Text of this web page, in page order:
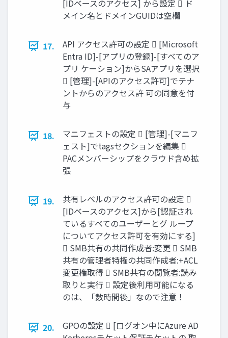
[IDベースのアクセス] から設定  ド
メイン名とドメインGUIDは空欄
17.
API アクセス許可の設定  [Microsoft
Entra ID]-[アプリの登録]-[すべてのア
プリ ケーション]からSAアプリを選択
 [管理]-[APIのアクセス許可]でテナ
ントからのアクセス許 可の同意を付
与
18.
マニフェストの設定  [管理]-[マニフ
ェスト]でtagsセクションを編集 
PACメンバーシップをクラウド含め拡
張
19.
共有レベルのアクセス許可の設定 
[IDベースのアクセス]から[認証され
ているすべてのユーザーとグ ループ
についてアクセス許可を有効にする]
 SMB共有の共同作成者:変更  SMB
共有の管理者特権の共同作成者:+ACL
変更権取得  SMB共有の閲覧者:読み
取りと実行  設定後利用可能になる
のは、「数時間後」なので注意！
20.
GPOの設定  [ログオン中にAzure AD